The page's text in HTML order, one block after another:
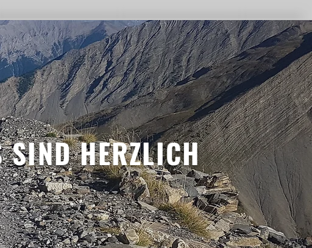
SIND HERZLICH